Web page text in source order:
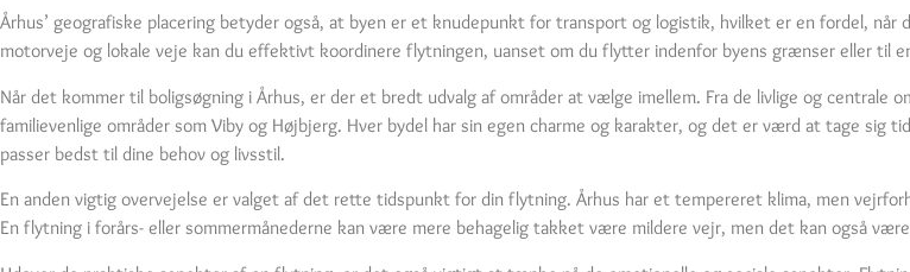
Århus’ geografiske placering betyder også, at byen er et knudepunkt for transport og logistik, hvilket er en fordel,
motorveje og lokale veje kan du effektivt koordinere flytningen, uanset om du flytter indenfor byens grænser eller til
Når det kommer til boligsøgning i Århus, er der et bredt udvalg af områder at vælge imellem. Fra de livlige og centrale
familievenlige områder som Viby og Højbjerg. Hver bydel har sin egen charme og karakter, og det er værd at tage sig
passer bedst til dine behov og livsstil.
En anden vigtig overvejelse er valget af det rette tidspunkt for din flytning. Århus har et tempereret klima, men
En flytning i forårs- eller sommermånederne kan være mere behagelig takket være mildere vejr, men det kan også